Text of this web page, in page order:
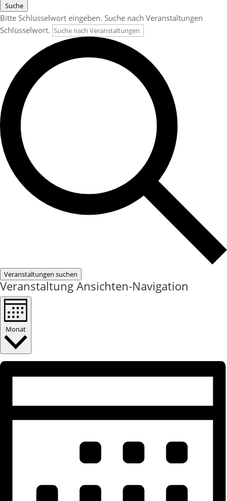
Suche
Bitte Schlüsselwort eingeben. Suche nach Veranstaltungen
Schlüsselwort.
Veranstaltungen suchen
Veranstaltung Ansichten-Navigation
Monat